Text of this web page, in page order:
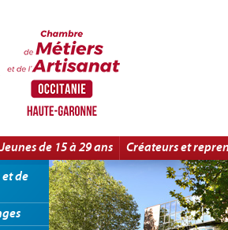
Jeunes de 15 à 29 ans Créateurs et
de